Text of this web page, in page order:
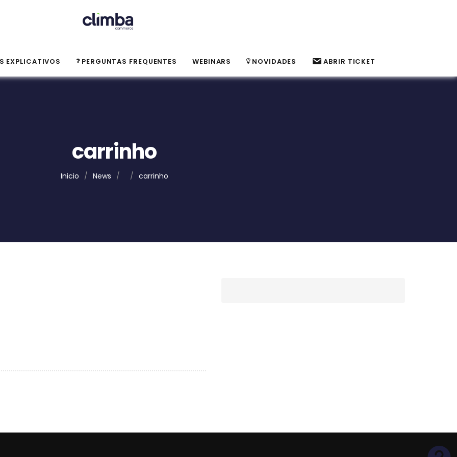
EXPLICATIVOS PERGUNTAS FREQUENTES WEBINARS NOVIDADES ABRIR TICKET
carrinho
Inicio / News / / carrinho